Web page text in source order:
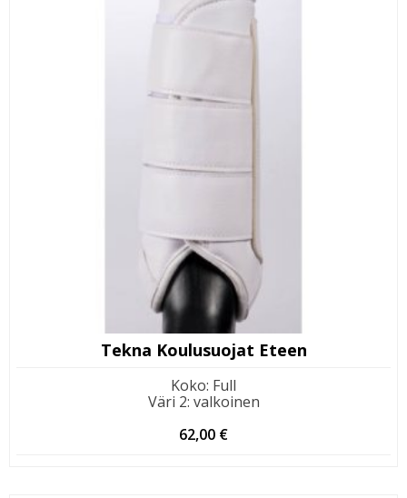
Tekna Koulusuojat Eteen
Koko: Full
Väri 2: valkoinen
62,00 €